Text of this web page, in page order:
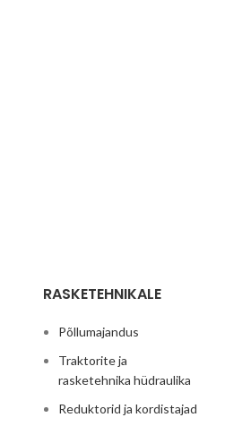
RASKETEHNIKALE
Põllumajandus
Traktorite ja
rasketehnika hüdraulika
Reduktorid ja kordistajad